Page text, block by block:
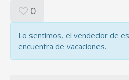
0
Lo sentimos, el vendedor de
encuentra de vacaciones.